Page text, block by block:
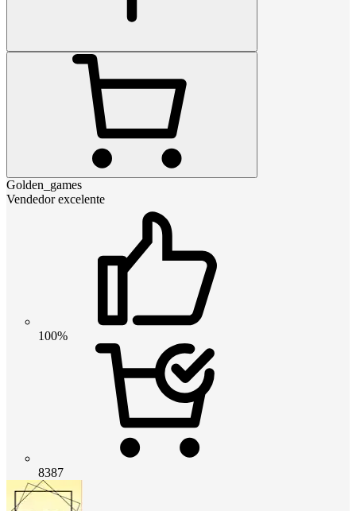
Golden_games
Vendedor excelente
100%
8387